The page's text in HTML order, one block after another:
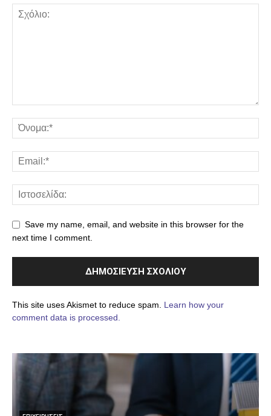
Save my name, email, and website in this browser for the
next time I comment.
This site uses Akismet to reduce spam. Learn how your
comment data is processed.